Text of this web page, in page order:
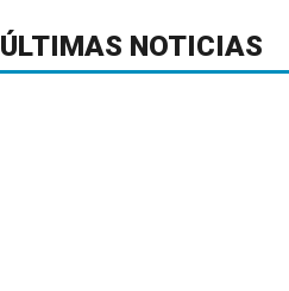
ÚLTIMAS NOTICIAS